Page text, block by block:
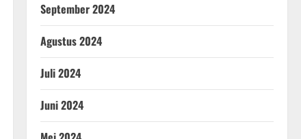
September 2024
Agustus 2024
Juli 2024
Juni 2024